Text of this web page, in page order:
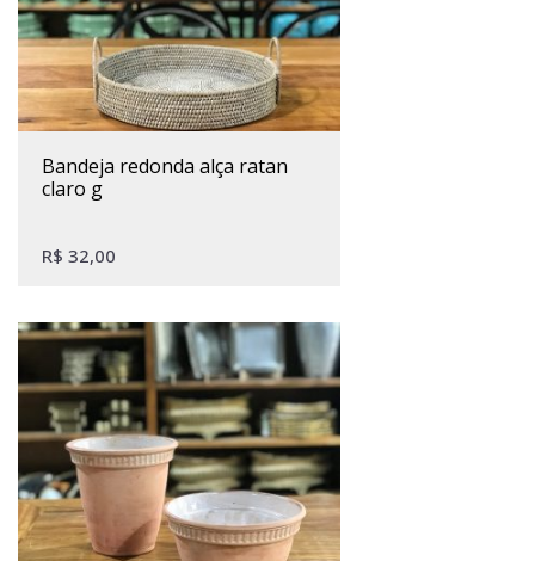
bandeja redonda alça ratan
claro g
R$ 32,00